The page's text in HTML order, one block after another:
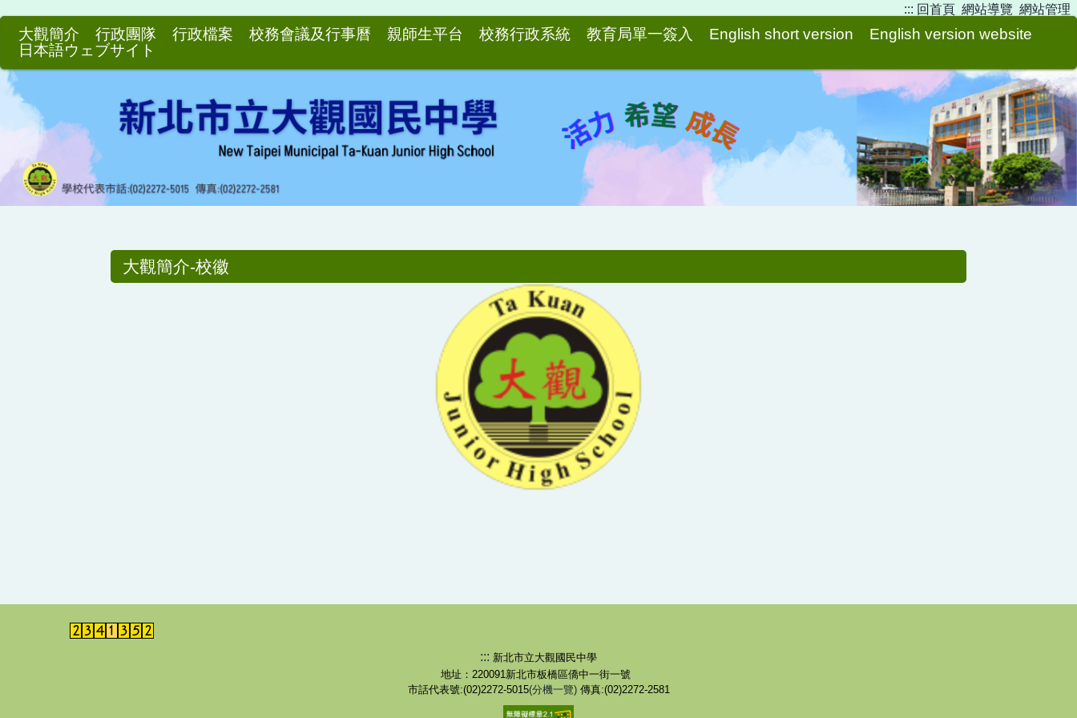
跳
到
要
內
區
::: 回首頁 網站導覽 網站管理
大觀簡介 行政團隊 行政檔案 校務會議及行事曆 親師生平台 校務行政系統 教育局單一簽入 English short version
English version website
日本語ウェブサイト
大觀簡介-校徽
::: 新北市立大觀國民中學
地址：220091新北市板橋區僑中一街一號
市話代表號:(02)2272-5015(分機一覽) 傳真:(02)2272-2581